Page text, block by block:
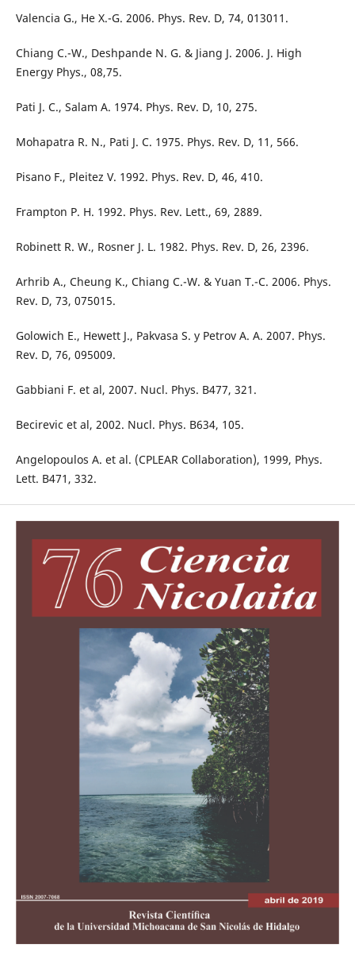
Valencia G., He X.-G. 2006. Phys. Rev. D, 74, 013011.
Chiang C.-W., Deshpande N. G. & Jiang J. 2006. J. High
Energy Phys., 08,75.
Pati J. C., Salam A. 1974. Phys. Rev. D, 10, 275.
Mohapatra R. N., Pati J. C. 1975. Phys. Rev. D, 11, 566.
Pisano F., Pleitez V. 1992. Phys. Rev. D, 46, 410.
Frampton P. H. 1992. Phys. Rev. Lett., 69, 2889.
Robinett R. W., Rosner J. L. 1982. Phys. Rev. D, 26, 2396.
Arhrib A., Cheung K., Chiang C.-W. & Yuan T.-C. 2006. Phys.
Rev. D, 73, 075015.
Golowich E., Hewett J., Pakvasa S. y Petrov A. A. 2007. Phys.
Rev. D, 76, 095009.
Gabbiani F. et al, 2007. Nucl. Phys. B477, 321.
Becirevic et al, 2002. Nucl. Phys. B634, 105.
Angelopoulos A. et al. (CPLEAR Collaboration), 1999, Phys.
Lett. B471, 332.